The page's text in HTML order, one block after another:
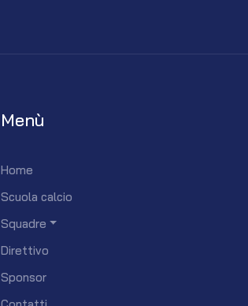
Menù
Home
Scuola calcio
Squadre
Direttivo
Sponsor